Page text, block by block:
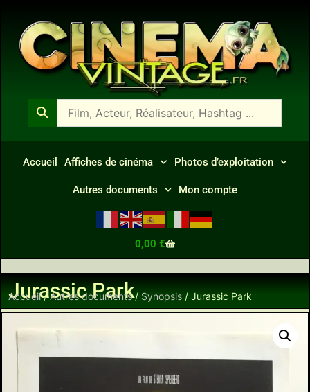
Accueil Affiches de cinéma Photos d’exploitation
Autres documents Mon compte
0,00 €
Jurassic Park
Accueil/Autres documents/ Synopsis / Jurassic Park